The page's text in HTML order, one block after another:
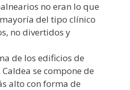
no eran lo que
del tipo clínico
no divertidos y
de los edificios de
se compone de
alto con forma de